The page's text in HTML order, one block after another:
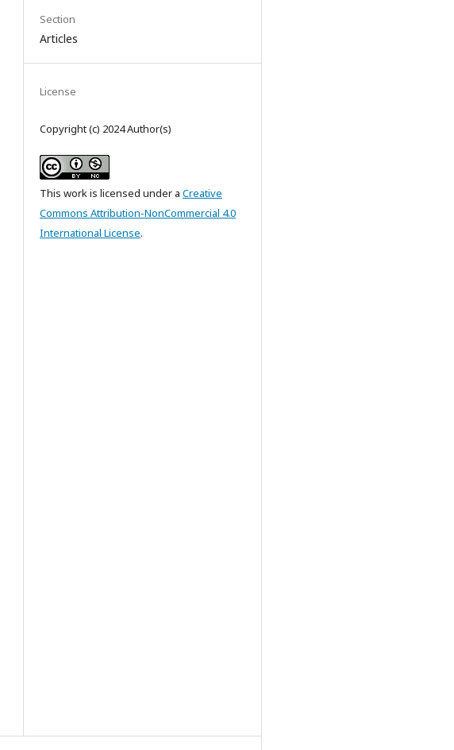
Section
Articles
License
Copyright (c) 2024 Author(s)
This work is licensed under a Creative
Commons Attribution-NonCommercial 4.0
International License.